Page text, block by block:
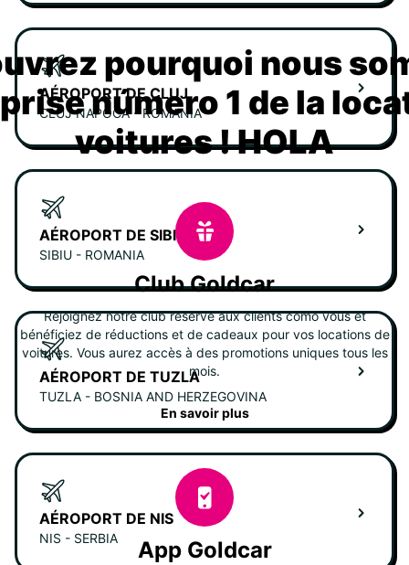
AÉROPORT DE CLUJ
CLUJ NAPOCA - ROMANIA
AÉROPORT DE SIBIU
SIBIU - ROMANIA
AÉROPORT DE TUZLA
TUZLA - BOSNIA AND HERZEGOVINA
AÉROPORT DE NIS
NIS - SERBIA
pourquoi nous
número 1 de la
voitures ! HOLA
Club Goldcar
Rejoignez notre club réservé aux clients como vous et
bénéficiez de réductions et de cadeaux pour vos locations de
voitures. Vous aurez accès à des promotions uniques tous les
mois.
En savoir plus
App Goldcar